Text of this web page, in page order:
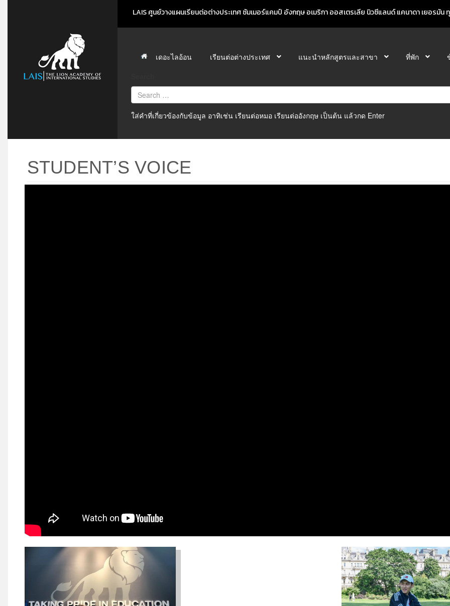
LAIS ศูนย์วางแผนเรียนต่อต่างประเทศ ซัมเมอร์แคมป์ อังกฤษ อเมริกา ออสเตรเลีย นิวซีแลนด์ แคนาดา เยอรมัน
เดอะไลอ้อน เรียนต่อต่างประเทศ แนะนำหลักสูตรและสาขา ที่พัก
ใส่คำที่เกี่ยวข้องกับข้อมูล อาทิเช่น เรียนต่อหมอ เรียนต่ออังกฤษ เป็นต้น แล้วกด Enter
STUDENT’S VOICE